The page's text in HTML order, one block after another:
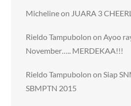
Michelineon JUARA 3
Rieldo Tampubolon onAyoo
November….. MERDEKAA!!!
Rieldo Tampubolon onSiap
SBMPTN 2015